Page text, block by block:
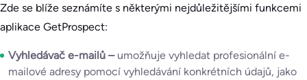
Zde se blíže seznámíte s některými nejdůležitějšími funkcemi
aplikace GetProspect:
Vyhledávač e-mailů – umožňuje vyhledat profesionální e-
mailové adresy pomocí vyhledávání konkrétních údajů, jako